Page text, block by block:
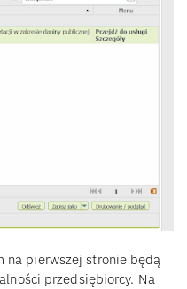
na pierwszej stronie będą
przedsiębiorcy. Na